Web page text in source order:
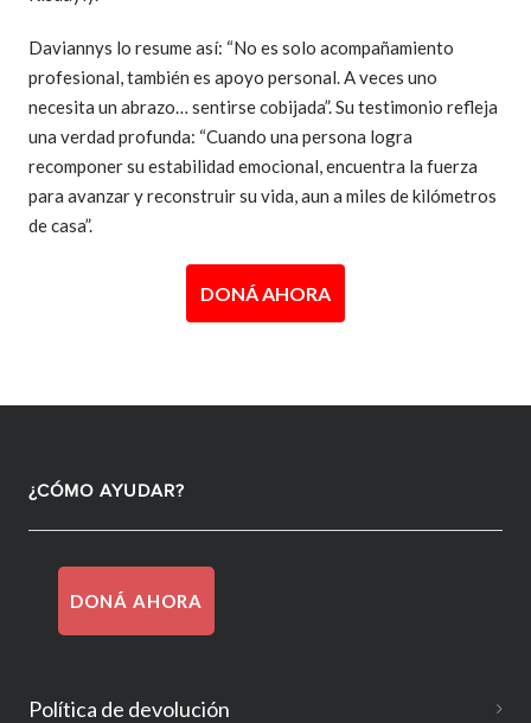
Daviannys lo resume así: “No es solo acompañamiento
profesional, también es apoyo personal. A veces uno
necesita un abrazo… sentirse cobijada”. Su testimonio refleja
una verdad profunda: “Cuando una persona logra
recomponer su estabilidad emocional, encuentra la fuerza
para avanzar y reconstruir su vida, aun a miles de kilómetros
de casa”.
DONÁ AHORA
¿CÓMO AYUDAR?
DONÁ AHORA
Política de devolución